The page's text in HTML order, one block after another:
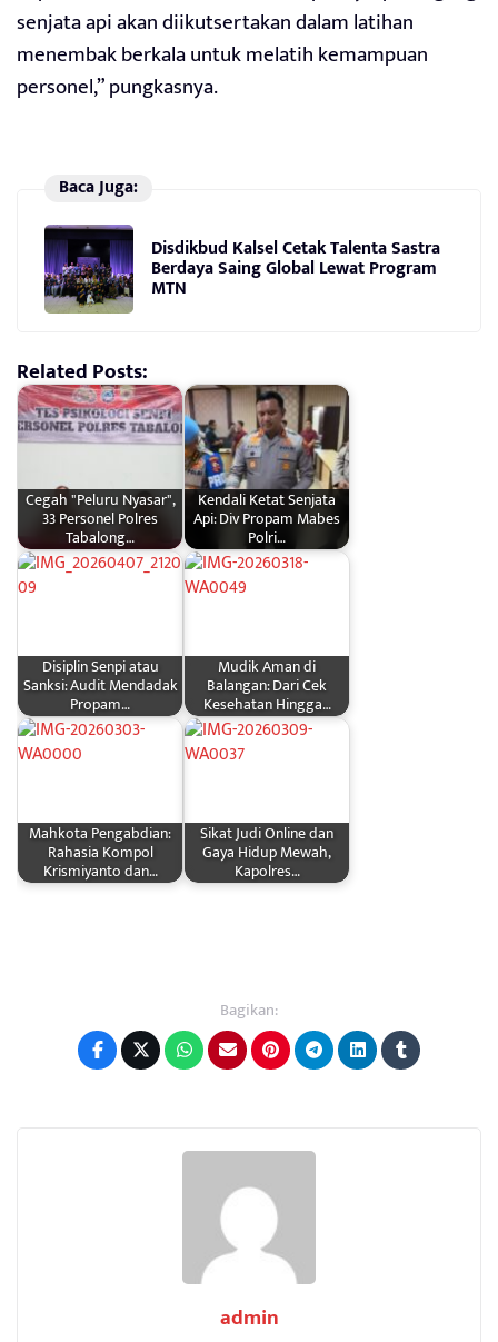
senjata api akan diikutsertakan dalam latihan
menembak berkala untuk melatih kemampuan
personel,” pungkasnya.
Baca Juga:
Disdikbud Kalsel Cetak Talenta Sastra
Berdaya Saing Global Lewat Program
MTN
Related Posts:
Cegah "Peluru Nyasar",
33 Personel Polres
Tabalong…
Kendali Ketat Senjata
Api: Div Propam Mabes
Polri…
Disiplin Senpi atau
Sanksi: Audit Mendadak
Propam…
Mudik Aman di
Balangan: Dari Cek
Kesehatan Hingga…
Mahkota Pengabdian:
Rahasia Kompol
Krismiyanto dan…
Sikat Judi Online dan
Gaya Hidup Mewah,
Kapolres…
Bagikan:
admin